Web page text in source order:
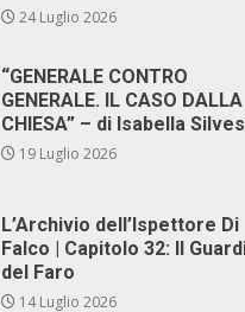
24 Luglio 2026
“GENERALE CONTRO
GENERALE. IL CASO DALLA
CHIESA” – di Isabella
19 Luglio 2026
L’Archivio dell’Ispettore Di
Falco | Capitolo 32: Il
del Faro
14 Luglio 2026